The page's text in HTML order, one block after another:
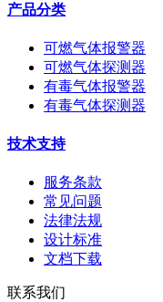
产品分类
可燃气体报警器
可燃气体探测器
有毒气体报警器
有毒气体探测器
技术支持
服务条款
常见问题
法律法规
设计标准
文档下载
联系我们